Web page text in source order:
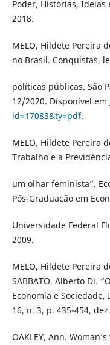
Poder, Histórias, Ideias
2018.
MELO, Hildete Pereira
no Brasil. Conquistas,
políticas públicas. São
12/2020. Disponível em
id=17083&ty=pdf.
MELO, Hildete Pereira
Trabalho e a
um olhar feminista”.
Pós-Graduação em
Universidade Federal
2009.
MELO, Hildete Pereira
SABBATO, Alberto Di.
Economia e
16, n. 3, p. 435-454,
OAKLEY, Ann.